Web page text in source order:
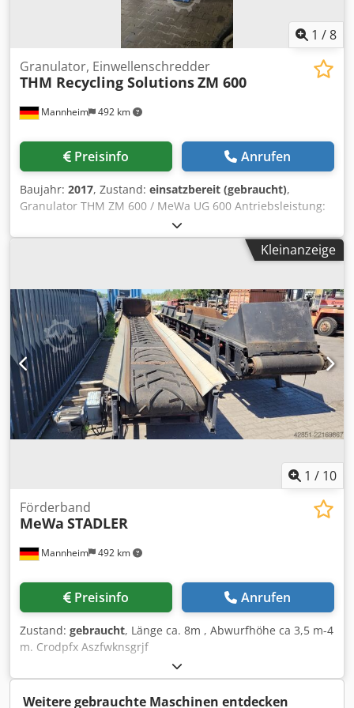
1 /8
Mannheim 492 km
Granulator, Einwellenschredder
THM Recycling SolutionsZM 600
Preisinfo Anrufen
Baujahr: 2017, Zustand: einsatzbereit (gebraucht),
Granulator THM ZM 600 / MeWa UG 600 Antriebsleistung:
55 kW Rotorlänge: 600 mm Credszhg Eyopfx Agrof
Rotordurchmesser: ca. 480 mm Anzahl der Messer: 18
Rotormesser und 3 Statormesser Rotordrehzahl: Die
Drehzahlen arbeiten: 257 rpm / 317 rpm /343 rpm / 422
rpm. Gewicht: ca. 5500 kg Schaltschrank nagelneu
(Original von THM recycling solutions GmbH) Hydr.
Nachdrückvorrichtung (HNDE), Einwurfhaube, Verfügbar
ab ca. Ende August
Kleinanzeige
1 / 10
Mannheim 492 km
Förderband
MeWa STADLER
Preisinfo Anrufen
Zustand: gebraucht, Länge ca. 8m , Abwurfhöhe ca 3,5 m-4
m. Crodpfx Aszfwknsgrjf
Weitere gebrauchte Maschinen entdecken